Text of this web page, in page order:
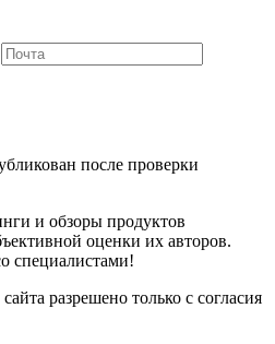
после проверки
и обзоры продуктов
оценки их авторов.
специалистами!
разрешено только с согласия